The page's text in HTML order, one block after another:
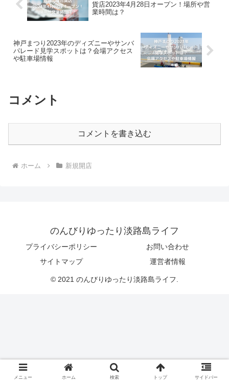
貨店2023年4月28日オープン！場所や営
業時間は？
神戸まつり2023年のディズニーやサンバ
パレード見学スポットは？会場アクセス
や駐車場情報
コメント
コメントを書き込む
ホーム 新規開店
のんびりゆったり淡路島ライフ
プライバシーポリシー
お問い合わせ
サイトマップ
運営者情報
© 2021 のんびりゆったり淡路島ライフ.
メニュー ホーム 検索 トップ サイドバー